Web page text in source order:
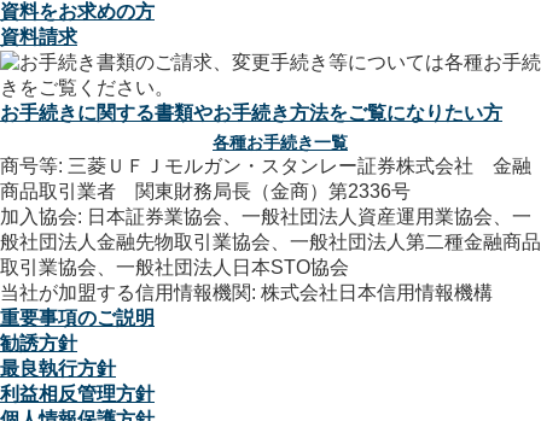
資料をお求めの方
資料請求
お手続きに関する書類やお手続き方法をご覧になりたい方
各種お手続き一覧
商号等: 三菱ＵＦＪモルガン・スタンレー証券株式会社 金融
商品取引業者 関東財務局長（金商）第2336号
加入協会: 日本証券業協会、一般社団法人資産運用業協会、一
般社団法人金融先物取引業協会、一般社団法人第二種金融商品
取引業協会、一般社団法人日本STO協会
当社が加盟する信用情報機関: 株式会社日本信用情報機構
重要事項のご説明
勧誘方針
最良執行方針
利益相反管理方針